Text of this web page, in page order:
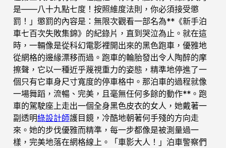
是——八十九點七度！按照維度法則，你必須接受懲
罰！」懲罰的內容是：無限次觀看一部名為**《新手泊
車七百次失敗集錦》的紀錄片，直到哭泣為止。就在這
時，一輛像是從科幻電影裡開出來的黑色跑車，優雅地
從網格的邊緣漂移而過。跑車的輪胎發出令人陶醉的摩
擦聲，它以一種近乎蔑視重力的姿態，精準地停進了一
個只有它車身尺寸寬度的停車格中。那泊車的過程就像
一場舞蹈，流暢、完美，且毫無任何多餘的動作**。跑
車的駕駛座上走出一個全身黑色皮衣的女人，她戴著一
副透明綠設計師護目鏡，冷酷地朝著何手殘的方向走
來。她的步伐優雅而精準，每一步都像是被測量過一
樣，完美地落在網格線上。「車影大人！」泊車警察們